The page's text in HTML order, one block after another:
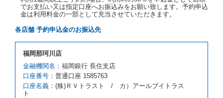
カーを貸し渡すことができないときは、予約と異なる
車種クラスのレンタカー（以下「代替レンタカー」と
いいます。）の貸渡しを申し入れることができるもの
とします。
クラスを除き予約時と同一の借受条件でレンタカー提
携先の代替レンタカーを貸し渡すものとします。な
お、代替レンタカーの貸渡料金が予約された車種クラ
スの貸渡料金より高くなるときは、予約した車種クラ
スの貸渡料金によるものとし、予約された車種クラス
でお支払い又は指定口座へお振込みをお願い致します。予約申込
金は利用料金の一部として充当させていただきます。
各店舗 予約申込金のお振込先
福岡那珂川店
金融機関名： 福岡銀行 長住支店
口座番号： 普通口座 1585763
口座名義： (株)ＲＶトラスト / カ）アールブイトラス
ト